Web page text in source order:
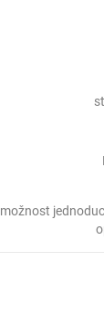
možnost